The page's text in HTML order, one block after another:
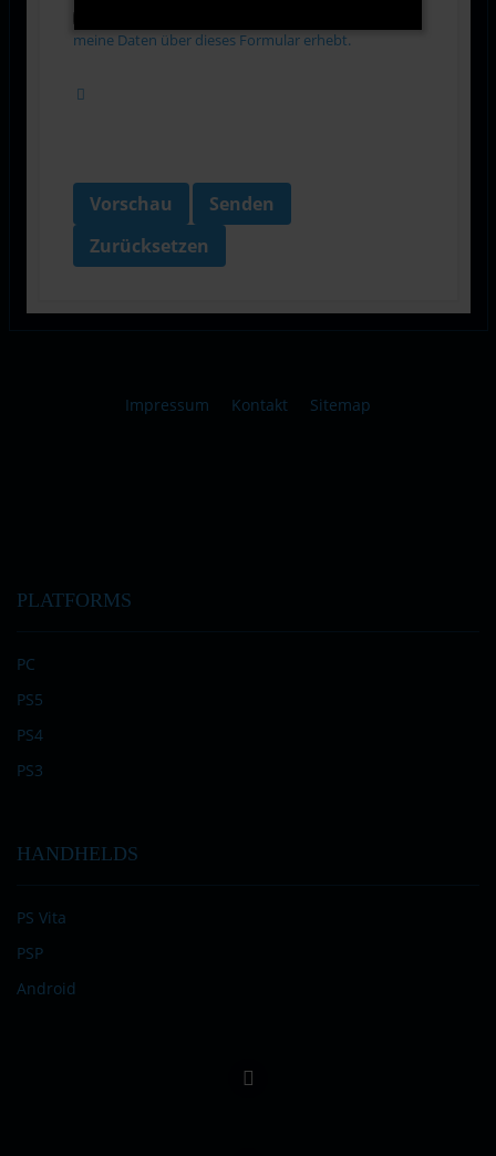
meine Daten über dieses Formular erhebt.
Vorschau
Senden
Zurücksetzen
Impressum Kontakt Sitemap
PLATFORMS
PC
PS5
PS4
PS3
HANDHELDS
PS Vita
PSP
Android